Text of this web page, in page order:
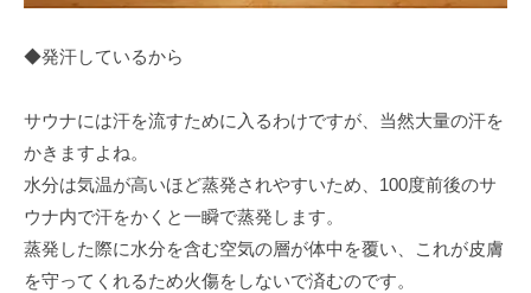
◆発汗しているから
サウナには汗を流すために入るわけですが、当然大量の汗を
かきますよね。
水分は気温が高いほど蒸発されやすいため、100度前後のサ
ウナ内で汗をかくと一瞬で蒸発します。
蒸発した際に水分を含む空気の層が体中を覆い、これが皮膚
を守ってくれるため火傷をしないで済むのです。